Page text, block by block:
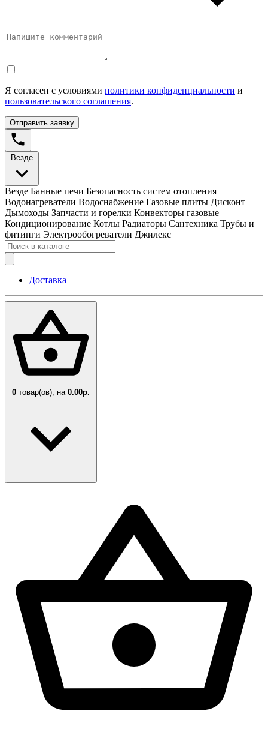
Я согласен с условиями политики конфиденциальности и
пользовательского соглашения.
Отправить заявку
Везде
Везде Банные печи Безопасность систем отопления
Водонагреватели Водоснабжение Газовые плиты Дисконт
Дымоходы Запчасти и горелки Конвекторы газовые
Кондиционирование Котлы Радиаторы Сантехника Трубы и
фитинги Электрообогреватели Джилекс
Доставка
0 товар(ов), на 0.00р.